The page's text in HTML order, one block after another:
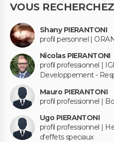
VOUS
Shany PIERANTONI
profil personnel |
Nicolas PIERANTONI
profil professionnel |
Developpement -
Mauro PIERANTONI
profil professionnel |
Ugo PIERANTONI
profil professionnel |
d'effets speciaux